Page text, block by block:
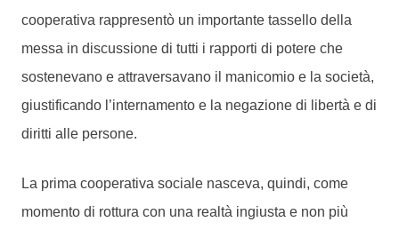
cooperativa rappresentò un importante tassello della
messa in discussione di tutti i rapporti di potere che
sostenevano e attraversavano il manicomio e la società,
giustificando l’internamento e la negazione di libertà e di
diritti alle persone.
La prima cooperativa sociale nasceva, quindi, come
momento di rottura con una realtà ingiusta e non più